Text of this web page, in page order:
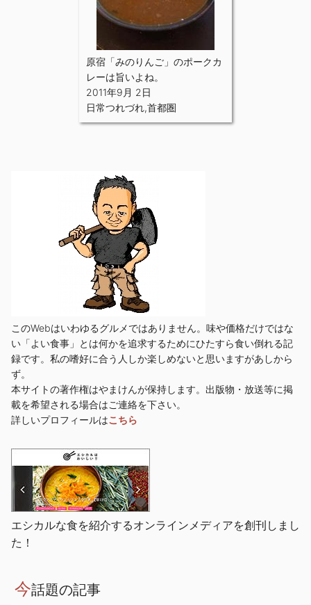
原宿「みのりんご」のポークカ
レーは旨いよね。
2011年9月 2日
日常つれづれ,首都圏
このWebはいわゆるグルメではありません。味や価格だけではな
い「よい食事」とは何かを追求するためにひたすら食い倒れる記
録です。私の嗜好に合う人しか楽しめないと思いますがあしから
ず。
本サイトの著作権はやまけんが保持します。出版物・放送等に掲
載を希望される場合はご連絡を下さい。
詳しいプロフィールはこちら
エシカルな食を紹介するオンラインメディアを創刊しまし
た！
今話題の記事